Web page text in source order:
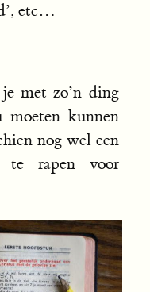
etc…
met zo’n ding
moeten kunnen
nog wel een
te rapen voor